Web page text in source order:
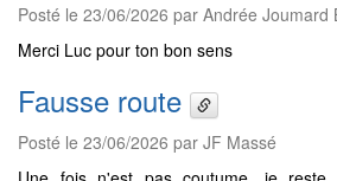
Posté le 23/06/2026 par Andrée Joumard
Merci Luc pour ton bon sens
Fausse route
Posté le 23/06/2026 par JF Massé